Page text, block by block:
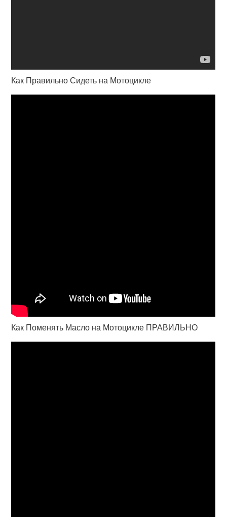
Как Правильно Сидеть на Мотоцикле
Как Поменять Масло на Мотоцикле ПРАВИЛЬНО